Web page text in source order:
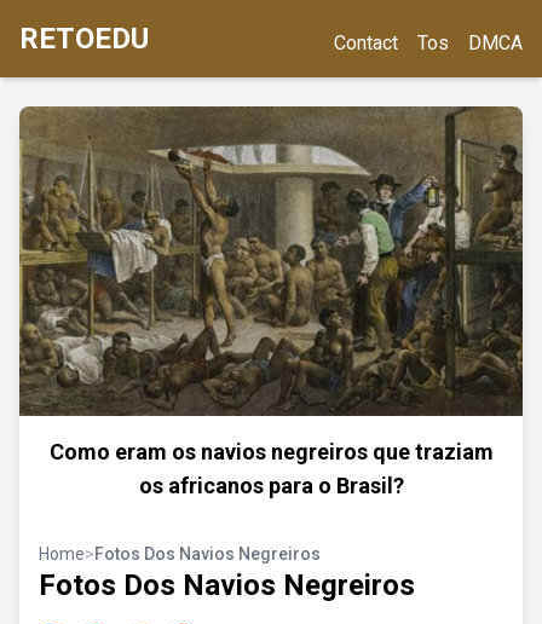
RETOEDU Contact Tos DMCA
Como eram os navios negreiros que traziam
os africanos para o Brasil?
Home>Fotos Dos Navios Negreiros
Fotos Dos Navios Negreiros